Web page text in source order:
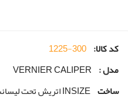
کد کالا: 1225-300
مدل : VERNIER CALIPER
ساخت INSIZE اتریش تحت لیسانس چین